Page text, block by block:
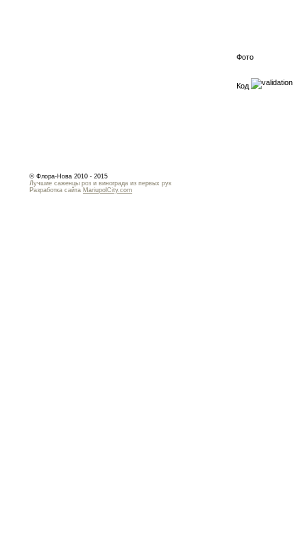
Фото
Код
© Флора-Нова 2010 - 2015
Лучшие саженцы роз и винограда из первых рук
Разработка сайта MariupolCity.com